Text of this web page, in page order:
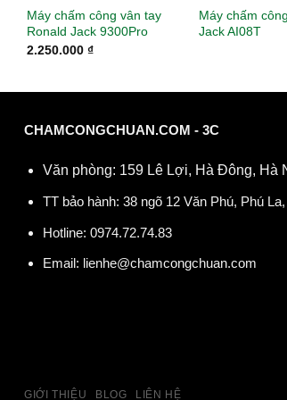
Máy chấm công vân tay
Ronald Jack 9300Pro
2.250.000 ₫
Máy chấm
Jack AI08T
CHAMCONGCHUAN.COM - 3C
Văn phòng: 159 Lê Lợi, Hà Đông, Hà
TT bảo hành: 38 ngõ 12 Văn Phú, Phú
Hotline: 0974.72.74.83
Email: lienhe@chamcongchuan.com
GIỚI THIỆU BLOG LIÊN HỆ